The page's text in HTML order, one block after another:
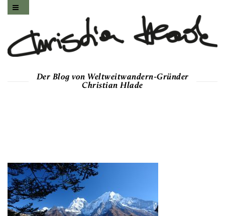
Der Blog von Weltweitwandern-Gründer
Christian Hlade